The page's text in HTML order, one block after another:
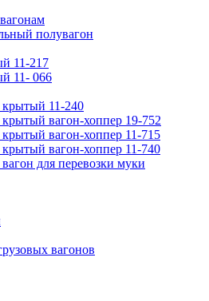
полувагон
11-217
11- 066
11-240
вагон-хоппер 19-752
вагон-хоппер 11-715
вагон-хоппер 11-740
для перевозки муки
вагонов